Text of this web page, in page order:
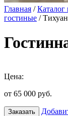
Главная /Каталог
гостиные /
Цена:
от 65 000 руб.
Заказать